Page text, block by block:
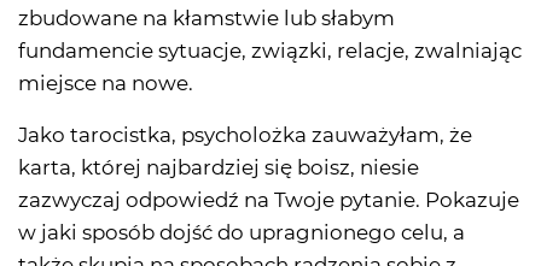
zbudowane na kłamstwie lub słabym
fundamencie sytuacje, związki, relacje, zwalniając
miejsce na nowe.
Jako tarocistka, psycholożka zauważyłam, że
karta, której najbardziej się boisz, niesie
zazwyczaj odpowiedź na Twoje pytanie. Pokazuje
w jaki sposób dojść do upragnionego celu, a